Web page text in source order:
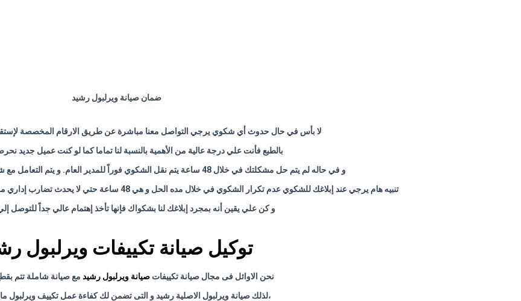
ضمان صيانة ويرلبول رشيد
لا بأس في حال حدوث أي شكوي يرجي التواصل معنا مباشرة عن طريق الارقام المخصصة
بالطبع فأنت علي درجة عالية من الأهمية بالنسبة لنا تماما كما لو كنت عميل جديد
و في حاله لم يتم حل مشكلتك في خلال 48 ساعة يتم نقل الشكوي فوراً للمدير العام. و يتم التعامل مع شكواك علي أعلي قدر من الأهمية
تنبيه هام يرجي عند إبلاغك للشكوي عدم تكرار الشكوي في خلال مده الحل و هي 48 ساعة حتي لا يحدث تضارب إداري مما قد يتسبب في تعطيل التوصل إلي حل لشكواك
و كن علي يقين أنه بمجرد إبلاغك لنا بشكواك فإنها تأخذ إهتمام عالي جداً للتوصل
توكيل صيانة تكييفات ويرلبول
نحن الاوائل فى مجال صيانة تكييفات صيانة ويرلبول رشيد مع صيانة شاملة تتم
،لذلك صيانة ويرلبول الاصلية رشيد و التى تضمن لك كفاءة عمل تكييف ويرلبول ما